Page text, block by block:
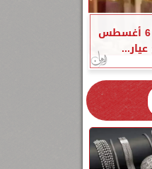
أسعار الذهب اليوم الخميس 6 أغسطس